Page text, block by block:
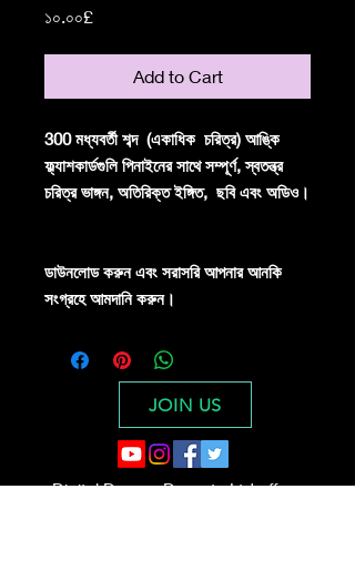
১০.০০£Price
Add to Cart
300 মধ্যবর্তী শব্দ (একাধিক চরিত্র) আঙ্কি
ফ্ল্যাশকার্ডগুলি পিনাইনের সাথে সম্পূর্ণ, স্বতন্ত্র
চরিত্র ভাঙ্গন, অতিরিক্ত ইঙ্গিত, ছবি এবং অডিও।
ডাউনলোড করুন এবং সরাসরি আপনার আনকি
সংগ্রহে আমদানি করুন।
JOIN US
Digital Dragon Dynasty Ltd offers a